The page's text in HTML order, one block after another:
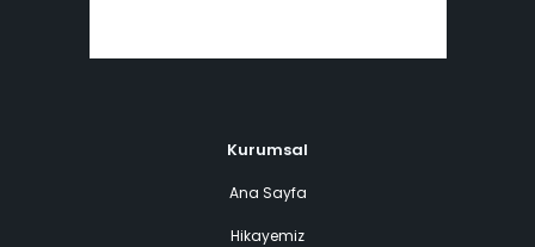
Kurumsal
Ana Sayfa
Hikayemiz